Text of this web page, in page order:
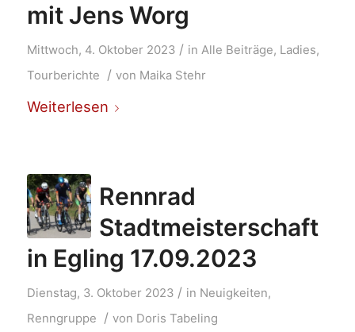
mit Jens Worg
Mittwoch, 4. Oktober 2023 / in Alle Beiträge, Ladies,
Tourberichte
/ von Maika Stehr
Weiterlesen
Rennrad
Stadtmeisterschaft
in Egling 17.09.2023
Dienstag, 3. Oktober 2023 / in Neuigkeiten,
Renngruppe
/ von Doris Tabeling